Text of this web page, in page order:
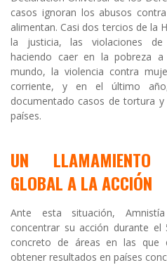
casos ignoran los abusos
alimentan. Casi dos tercios de la
la justicia, las violaciones de
haciendo caer en la pobreza
mundo, la violencia contra
corriente, y en el último
documentado casos de tortura
países.
UN LLAMAMIENTO
GLOBAL A LA ACCIÓN
Ante esta situación,
concentrar su acción durante
concreto de áreas en las que
obtener resultados en países